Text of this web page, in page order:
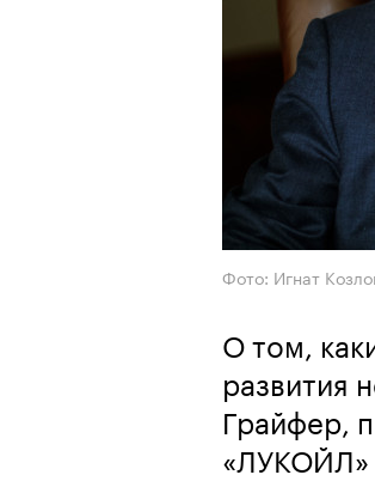
Фото: Игнат
О том,
развития
Грайфер,